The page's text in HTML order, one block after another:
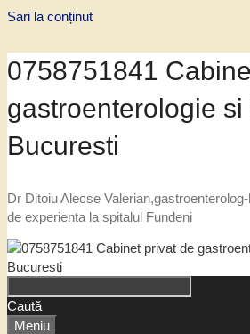
Sari la conținut
0758751841
gastroenterologie
Bucuresti
Dr Ditoiu Alecse
de experienta la spitalul Fundeni
Caută
Meniu